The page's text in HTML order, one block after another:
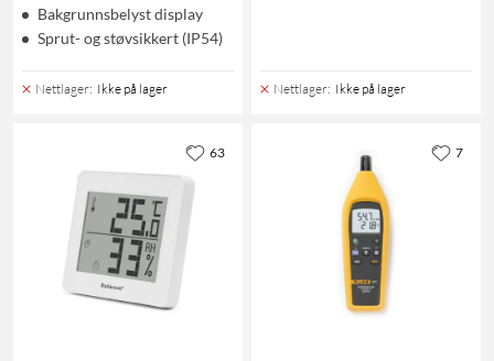
Bakgrunnsbelyst display
Sprut- og støvsikkert (IP54)
Nettlager: Ikke på lager Nettlager: Ikke på lager
63 7